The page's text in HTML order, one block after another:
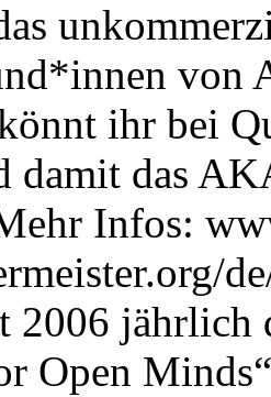
ihr bei
damit das
Infos:
2006
Open